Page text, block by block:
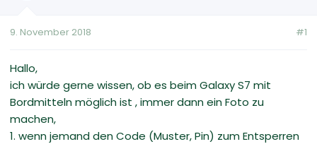
e
t
9. November 2018 #1
Hallo,
ich würde gerne wissen, ob es beim Galaxy S7 mit
Bordmitteln möglich ist , immer dann ein Foto zu
machen,
1. wenn jemand den Code (Muster, Pin) zum Entsperren